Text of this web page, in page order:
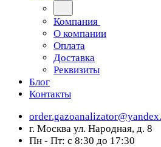
Компания
О компании
Оплата
Доставка
Реквизиты
Блог
Контакты
г. Москва ул. Народная, д. 8
Пн - Пт: с 8:30 до 17:30